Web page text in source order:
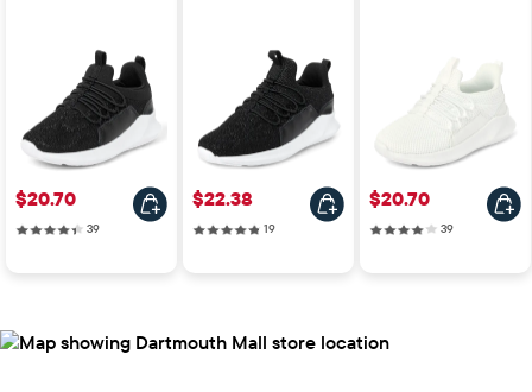
Precio: $20.70
$20.70
3939 reviews
Precio: $22.38
$22.38
1919 reviews
Precio: $20.70
$20.70
3939 reviews